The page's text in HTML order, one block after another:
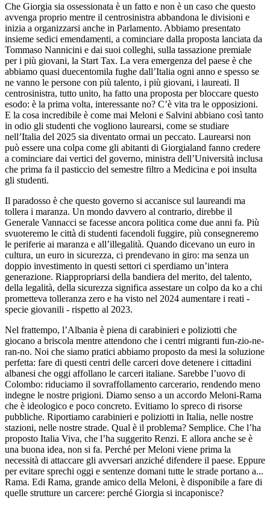
Che Giorgia sia ossessionata è un fatto e non è un caso che questo
avvenga proprio mentre il centrosinistra abbandona le divisioni e
inizia a organizzarsi anche in Parlamento. Abbiamo presentato
insieme sedici emendamenti, a cominciare dalla proposta lanciata da
Tommaso Nannicini e dai suoi colleghi, sulla tassazione premiale
per i più giovani, la Start Tax. La vera emergenza del paese è che
abbiamo quasi duecentomila fughe dall’Italia ogni anno e spesso se
ne vanno le persone con più talento, i più giovani, i laureati. Il
centrosinistra, tutto unito, ha fatto una proposta per bloccare questo
esodo: è la prima volta, interessante no? C’è vita tra le opposizioni.
E la cosa incredibile è come mai Meloni e Salvini abbiano così tanto
in odio gli studenti che vogliono laurearsi, come se studiare
nell’Italia del 2025 sia diventato ormai un peccato. Laurearsi non
può essere una colpa come gli abitanti di Giorgialand fanno credere
a cominciare dai vertici del governo, ministra dell’Università inclusa
che prima fa il pasticcio del semestre filtro a Medicina e poi insulta
gli studenti.
Il paradosso è che questo governo si accanisce sul laureandi ma
tollera i maranza. Un mondo davvero al contrario, direbbe il
Generale Vannacci se facesse ancora politica come due anni fa. Più
svuoteremo le città di studenti facendoli fuggire, più consegneremo
le periferie ai maranza e all’illegalità. Quando dicevano un euro in
cultura, un euro in sicurezza, ci prendevano in giro: ma senza un
doppio investimento in questi settori ci sperdiamo un’intera
generazione. Riappropriarsi della bandiera del merito, del talento,
della legalità, della sicurezza significa assestare un colpo da ko a chi
prometteva tolleranza zero e ha visto nel 2024 aumentare i reati -
specie giovanili - rispetto al 2023.
Nel frattempo, l’Albania è piena di carabinieri e poliziotti che
giocano a briscola mentre attendono che i centri migranti fun-zio-ne-
ran-no. Noi che siamo pratici abbiamo proposto da mesi la soluzione
perfetta: fare di questi centri delle carceri dove detenere i cittadini
albanesi che oggi affollano le carceri italiane. Sarebbe l’uovo di
Colombo: riduciamo il sovraffollamento carcerario, rendendo meno
indegne le nostre prigioni. Diamo senso a un accordo Meloni-Rama
che è ideologico e poco concreto. Evitiamo lo spreco di risorse
pubbliche. Riportiamo carabinieri e poliziotti in Italia, nelle nostre
stazioni, nelle nostre strade. Qual è il problema? Semplice. Che l’ha
proposto Italia Viva, che l’ha suggerito Renzi. E allora anche se è
una buona idea, non si fa. Perché per Meloni viene prima la
necessità di attaccare gli avversari anziché difendere il paese. Eppure
per evitare sprechi oggi e sentenze domani tutte le strade portano a...
Rama. Edi Rama, grande amico della Meloni, è disponibile a fare di
quelle strutture un carcere: perché Giorgia si incaponisce?